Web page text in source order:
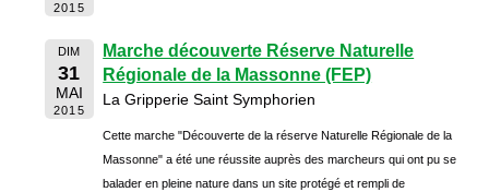
2015
DIM
31
MAI
2015
Marche découverte Réserve Naturelle
Régionale de la Massonne (FEP)
La Gripperie Saint Symphorien
Cette marche "Découverte de la réserve Naturelle Régionale de la
Massonne" a été une réussite auprès des marcheurs qui ont pu se
balader en pleine nature dans un site protégé et rempli de